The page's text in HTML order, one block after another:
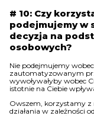
# 10: Czy
podejmujemy w
decyzja na
osobowych?
Nie podejmujemy
zautomatyzowanym
wywoływałyby wobec
istotnie na Ciebie
Owszem, korzystamy z
działania w zależności